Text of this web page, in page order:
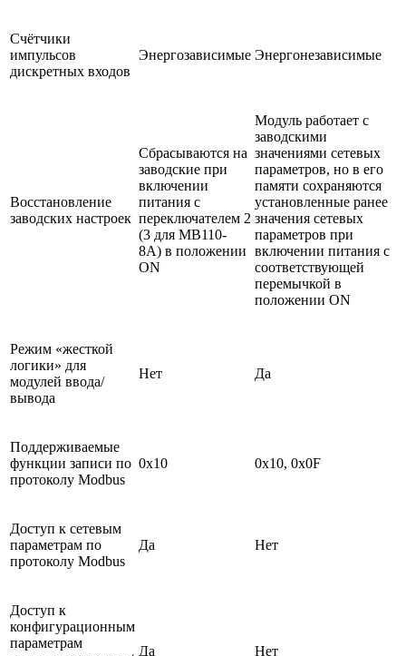
Счётчики
импульсов
дискретных входов
Энергозависимые Энергонезависимые
Восстановление
заводских настроек
Сбрасываются на
заводские при
включении
питания с
переключателем 2
(3 для МВ110-
8А) в положении
ON
Модуль работает с
заводскими
значениями сетевых
параметров, но в его
памяти сохраняются
установленные ранее
значения сетевых
параметров при
включении питания с
соответствующей
перемычкой в
положении ON
Режим «жесткой
логики» для
модулей ввода/
вывода
Нет Да
Поддерживаемые
функции записи по
протоколу Modbus
0x10 0x10, 0x0F
Доступ к сетевым
параметрам по
протоколу Modbus
Да Нет
Доступ к
конфигурационным
параметрам
Да Нет